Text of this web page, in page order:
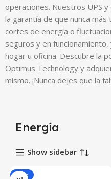
operaciones. Nuestros UPS
la garantía de que nunca
cortes de energía o
seguros y en
hogar u oficina. Descubre la
Optimus Technology y
mismo. ¡Nunca dejes que la
Energía
Show sidebar
-21%